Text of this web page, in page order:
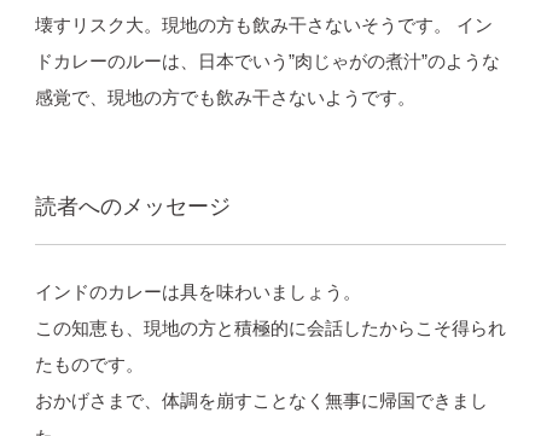
壊すリスク大。現地の方も飲み干さないそうです。 イン
ドカレーのルーは、日本でいう”肉じゃがの煮汁”のような
感覚で、現地の方でも飲み干さないようです。
読者へのメッセージ
インドのカレーは具を味わいましょう。
この知恵も、現地の方と積極的に会話したからこそ得られ
たものです。
おかげさまで、体調を崩すことなく無事に帰国できまし